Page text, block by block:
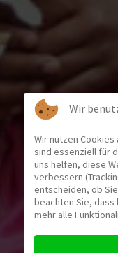
Wir
Wir nutzen Cookies
sind essenziell für
uns helfen, diese
verbessern
entscheiden, ob
beachten Sie, dass
mehr alle